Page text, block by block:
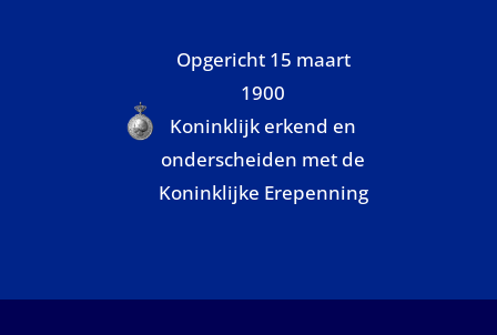
Opgericht 15 maart
1900
Koninklijk erkend en
onderscheiden met de
Koninklijke Erepenning